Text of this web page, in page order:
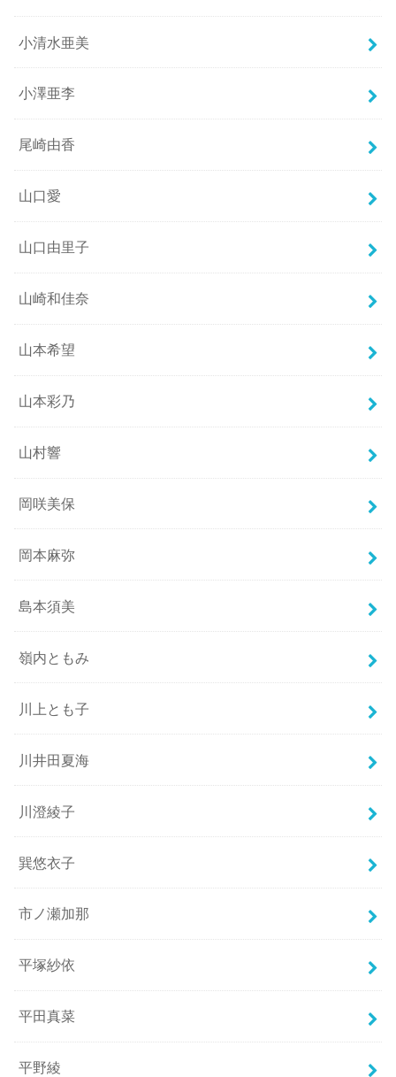
小清水亜美
小澤亜李
尾崎由香
山口愛
山口由里子
山崎和佳奈
山本希望
山本彩乃
山村響
岡咲美保
岡本麻弥
島本須美
嶺内ともみ
川上とも子
川井田夏海
川澄綾子
巽悠衣子
市ノ瀬加那
平塚紗依
平田真菜
平野綾